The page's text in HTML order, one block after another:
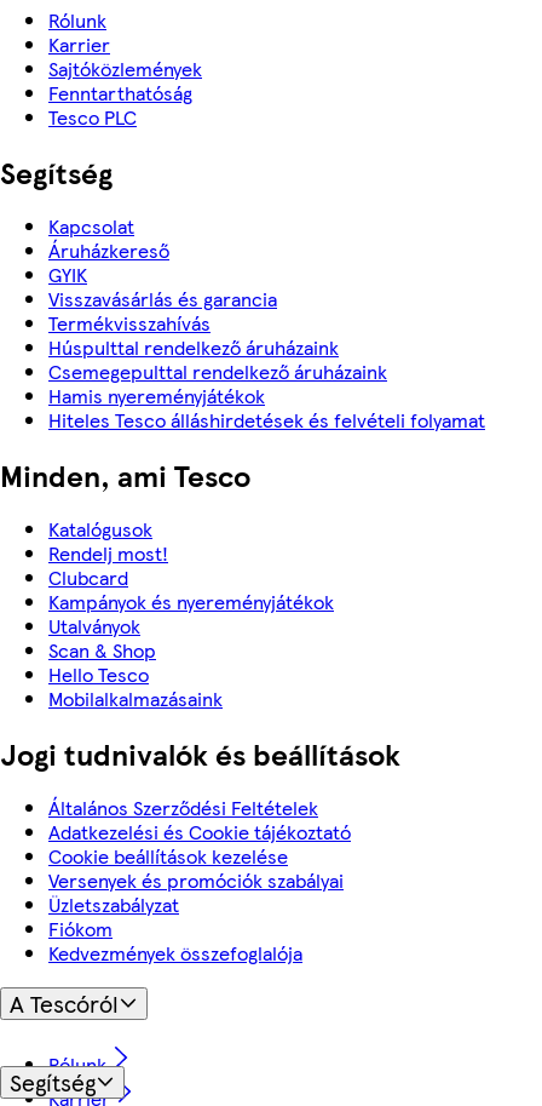
Rólunk
Karrier
Sajtóközlemények
Fenntarthatóság
Tesco PLC
Segítség
Kapcsolat
Áruházkereső
GYIK
Visszavásárlás és garancia
Termékvisszahívás
Húspulttal rendelkező áruházaink
Csemegepulttal rendelkező áruházaink
Hamis nyereményjátékok
Hiteles Tesco álláshirdetések és felvételi folyamat
Minden, ami Tesco
Katalógusok
Rendelj most!
Clubcard
Kampányok és nyereményjátékok
Utalványok
Scan & Shop
Hello Tesco
Mobilalkalmazásaink
Jogi tudnivalók és beállítások
Általános Szerződési Feltételek
Adatkezelési és Cookie tájékoztató
Cookie beállítások kezelése
Versenyek és promóciók szabályai
Üzletszabályzat
Fiókom
Kedvezmények összefoglalója
A Tescóról
Rólunk
Karrier
Segítség